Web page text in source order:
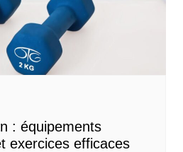
: équipements
exercices efficaces